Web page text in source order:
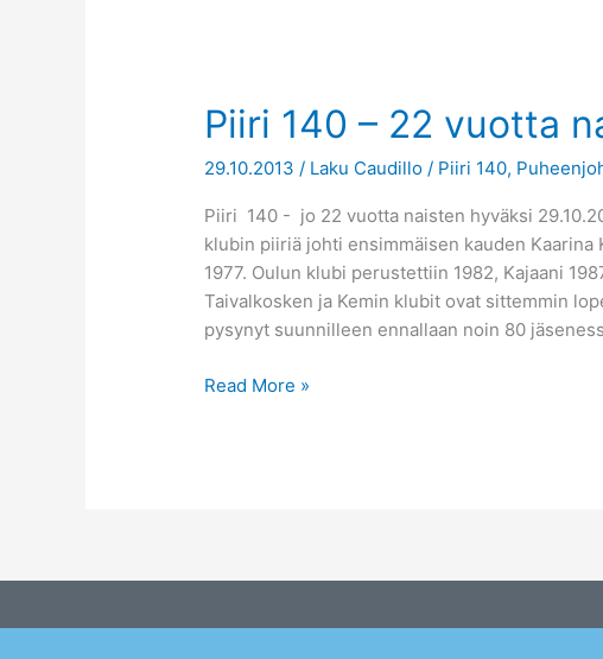
Piiri 140 – 22 vuotta
29.10.2013/ Laku Caudillo/ Piiri 140,
Piiri 140 ­- jo 22 vuotta naisten hyväksi
klubin piiriä johti ensimmäisen kauden
1977. Oulun klubi perustettiin 1982, Kajaani
Taivalkosken ja Kemin klubit ovat sittemmin
pysynyt suunnilleen ennallaan noin 80
Piiri
140
–
vuotta
naisten
hyväksi
Read More »